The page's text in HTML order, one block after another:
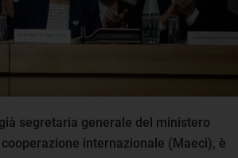
segretaria generale del ministero
internazionale (Maeci), è